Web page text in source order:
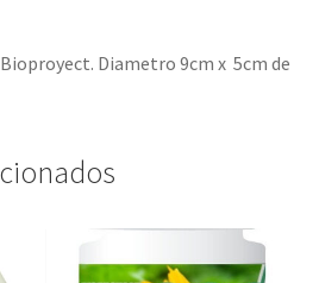
Diametro 9cm x 5cm de